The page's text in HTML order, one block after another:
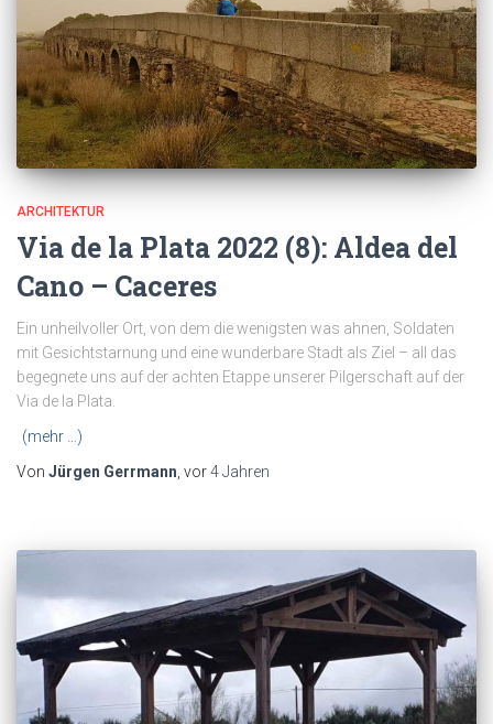
ARCHITEKTUR
Via de la Plata 2022 (8): Aldea del
Cano – Caceres
Ein unheilvoller Ort, von dem die wenigsten was ahnen, Soldaten
mit Gesichtstarnung und eine wunderbare Stadt als Ziel – all das
begegnete uns auf der achten Etappe unserer Pilgerschaft auf der
Via de la Plata.
(mehr …)
Von Jürgen Gerrmann , vor4 Jahren